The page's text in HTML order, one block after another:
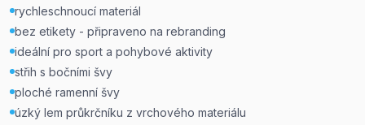
rychleschnoucí materiál
bez etikety - připraveno na rebranding
ideální pro sport a pohybové aktivity
střih s bočními švy
ploché ramenní švy
úzký lem průkrčníku z vrchového materiálu